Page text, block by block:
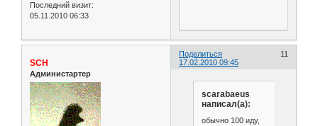
Последний визит:
05.11.2010 06:33
Поделиться
11
17.02.2010 09:45
SCH
Администартер
scarabaeus
написал(а):
обычно 100 иду,